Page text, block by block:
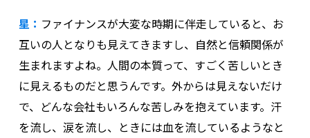
星： ファイナンスが大変な時期に伴走していると、お
互いの人となりも見えてきますし、自然と信頼関係が
生まれますよね。人間の本質って、すごく苦しいとき
に見えるものだと思うんです。外からは見えないだけ
で、どんな会社もいろんな苦しみを抱えています。汗
を流し、涙を流し、ときには血を流しているようなと